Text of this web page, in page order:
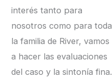
interés tanto para
nosotros como para toda
la familia de River, vamos
a hacer las evaluaciones
del caso y la sintonía fina.